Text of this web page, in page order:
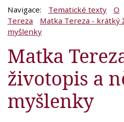
Navigace: Tematické texty O
Tereza
Matka Tereza - krátký
myšlenky
Matka
životopis a
myšlenky